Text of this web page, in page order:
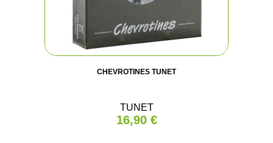
CHEVROTINES TUNET
TUNET
16,90 €